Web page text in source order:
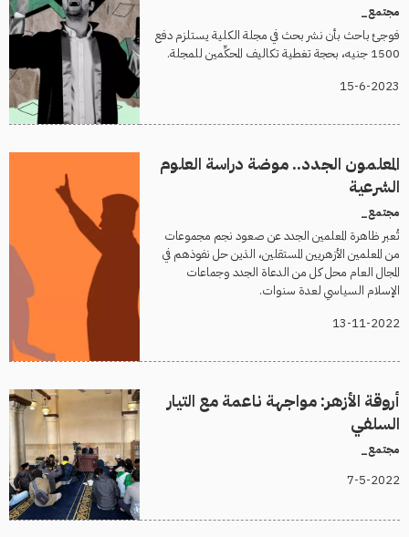
مجتمع_
فوجئ باحث بأن نشر بحث في مجلة الكلية يستلزم دفع
1500 جنيه، بحجة تغطية تكاليف المحكِّمين للمجلة.
15-6-2023
المعلمون الجدد.. موضة دراسة العلوم
الشرعية
مجتمع_
تُعبر ظاهرة المعلمين الجدد عن صعود نجم مجموعات
من المعلمين الأزهريين المستقلين، الذين حل نفوذهم في
المجال العام محل كل من الدعاة الجدد وجماعات
الإسلام السياسي لعدة سنوات.
13-11-2022
أروقة الأزهر: مواجهة ناعمة مع التيار
السلفي
مجتمع_
7-5-2022